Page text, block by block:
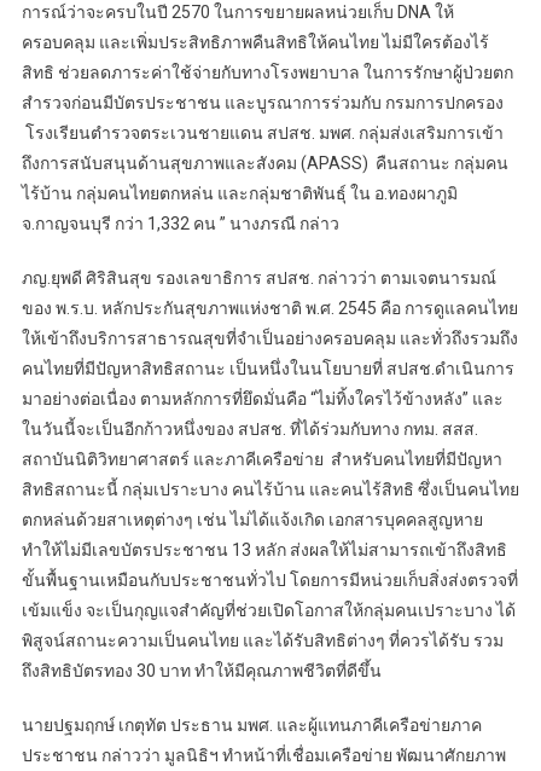
การณ์ว่าจะครบในปี 2570 ในการขยายผลหน่วยเก็บ DNA ให้
ครอบคลุม และเพิ่มประสิทธิภาพคืนสิทธิให้คนไทย ไม่มีใครต้องไร้
สิทธิ ช่วยลดภาระค่าใช้จ่ายกับทางโรงพยาบาล ในการรักษาผู้ป่วยตก
สำรวจก่อนมีบัตรประชาชน และบูรณาการร่วมกับ กรมการปกครอง
โรงเรียนตำรวจตระเวนชายแดน สปสช. มพศ. กลุ่มส่งเสริมการเข้า
ถึงการสนับสนุนด้านสุขภาพและสังคม (APASS) คืนสถานะ กลุ่มคน
ไร้บ้าน กลุ่มคนไทยตกหล่น และกลุ่มชาติพันธุ์ ใน อ.ทองผาภูมิ
จ.กาญจนบุรี กว่า 1,332 คน ” นางภรณี กล่าว
ภญ.ยุพดี ศิริสินสุข รองเลขาธิการ สปสช. กล่าวว่า ตามเจตนารมณ์
ของ พ.ร.บ. หลักประกันสุขภาพแห่งชาติ พ.ศ. 2545 คือ การดูแลคนไทย
ให้เข้าถึงบริการสาธารณสุขที่จำเป็นอย่างครอบคลุม และทั่วถึงรวมถึง
คนไทยที่มีปัญหาสิทธิสถานะ เป็นหนึ่งในนโยบายที่ สปสช.ดำเนินการ
มาอย่างต่อเนื่อง ตามหลักการที่ยึดมั่นคือ “ไม่ทิ้งใครไว้ข้างหลัง” และ
ในวันนี้จะเป็นอีกก้าวหนึ่งของ สปสช. ที่ได้ร่วมกับทาง กทม. สสส.
สถาบันนิติวิทยาศาสตร์ และภาคีเครือข่าย สำหรับคนไทยที่มีปัญหา
สิทธิสถานะนี้ กลุ่มเปราะบาง คนไร้บ้าน และคนไร้สิทธิ ซึ่งเป็นคนไทย
ตกหล่นด้วยสาเหตุต่างๆ เช่น ไม่ได้แจ้งเกิด เอกสารบุคคลสูญหาย
ทำให้ไม่มีเลขบัตรประชาชน 13 หลัก ส่งผลให้ไม่สามารถเข้าถึงสิทธิ
ขั้นพื้นฐานเหมือนกับประชาชนทั่วไป โดยการมีหน่วยเก็บสิ่งส่งตรวจที่
เข้มแข็ง จะเป็นกุญแจสำคัญที่ช่วยเปิดโอกาสให้กลุ่มคนเปราะบาง ได้
พิสูจน์สถานะความเป็นคนไทย และได้รับสิทธิต่างๆ ที่ควรได้รับ รวม
ถึงสิทธิบัตรทอง 30 บาท ทำให้มีคุณภาพชีวิตที่ดีขึ้น
นายปฐมฤกษ์ เกตุทัต ประธาน มพศ. และผู้แทนภาคีเครือข่ายภาค
ประชาชน กล่าวว่า มูลนิธิฯ ทำหน้าที่เชื่อมเครือข่าย พัฒนาศักยภาพ